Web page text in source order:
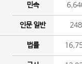
민속
인문 일반 248
법률